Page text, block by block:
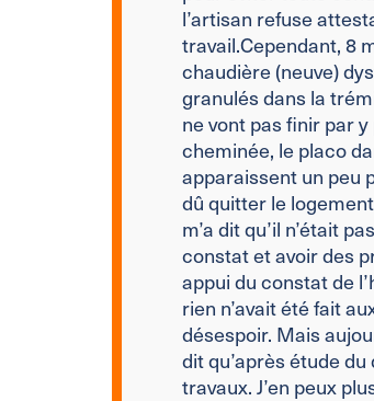
l’artisan refuse
travail.Cependant, 8
chaudière (neuve)
granulés dans la
ne vont pas finir par y
cheminée, le placo
apparaissent un peu
dû quitter le
m’a dit qu’il n’était
constat et avoir des
appui du constat de
rien n’avait été fait
désespoir. Mais
dit qu’après étude
travaux. J’en peux